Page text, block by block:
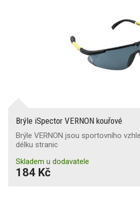
Brýle iSpector VERNON kouřové
Brýle VERNON jsou sportovního
délku stranic
Skladem u dodavatele
184 Kč